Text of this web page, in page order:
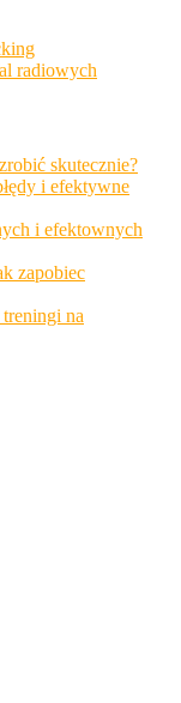
radiowych
skutecznie?
i efektywne
i efektownych
zapobiec
na